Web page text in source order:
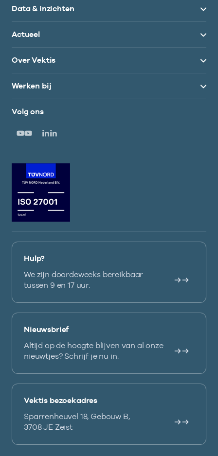
Data & inzichten
Actueel
Over Vektis
Werken bij
Volg ons
Hulp?
We zijn doordeweeks bereikbaar
tussen 9 en 17 uur.
Nieuwsbrief
Altijd op de hoogte blijven van al onze
nieuwtjes? Schrijf je nu in.
Vektis bezoekadres
Sparrenheuvel 18, Gebouw B,
3708 JE Zeist